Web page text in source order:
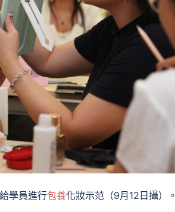
學員進行包養化妝示范（9月12日攝）。